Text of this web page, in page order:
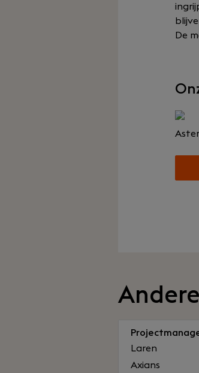
De
Laren
Axians